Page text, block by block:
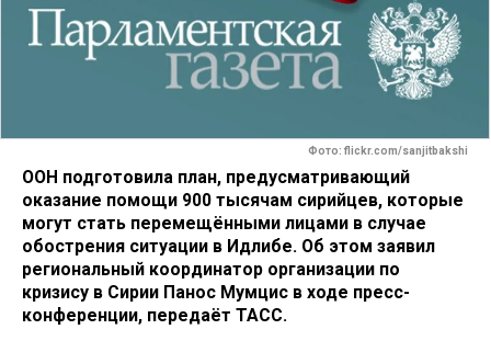
Фото: flickr.com/sanjitbakshi
ООН подготовила план, предусматривающий
оказание помощи 900 тысячам сирийцев, которые
могут стать перемещёнными лицами в случае
обострения ситуации в Идлибе. Об этом заявил
региональный координатор организации по
кризису в Сирии Панос Мумцис в ходе пресс-
конференции, передаёт ТАСС.